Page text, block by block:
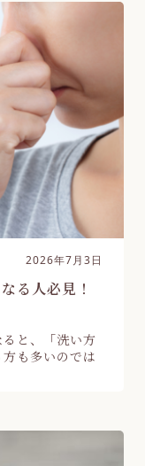
2026年7月3日
る人必見！
と、「洗い方
も多いのでは